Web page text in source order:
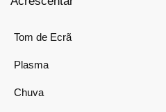
Tom de Ecrã
Plasma
Chuva